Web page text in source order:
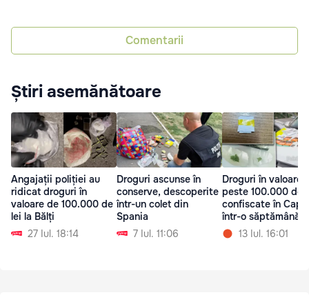
Comentarii
Știri asemănătoare
Angajații poliției au
ridicat droguri în
valoare de 100.000 de
lei la Bălți
27 Iul. 18:14
Droguri ascunse în
conserve, descoperite
într-un colet din
Spania
7 Iul. 11:06
Droguri în valoare
peste 100.000 de
confiscate în
într-o săptămână
13 Iul. 16:01